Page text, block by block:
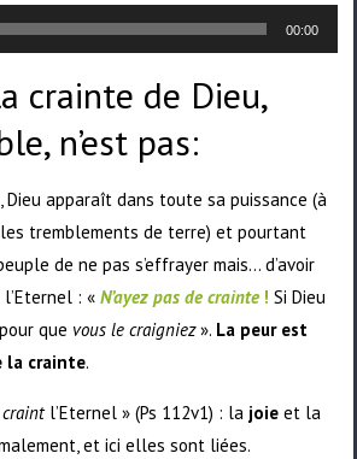
00:00
crainte de Dieu,
n’est pas:
Dieu apparaît dans toute sa puissance (à
tremblements de terre) et pourtant
de ne pas s’effrayer mais… d’avoir
: «N’ayez pas de crainte ! Si Dieu
que vous le craigniez». La peur est
la crainte.
craintl’Eternel » (Ps 112v1) : la joie et la
et ici elles sont liées.